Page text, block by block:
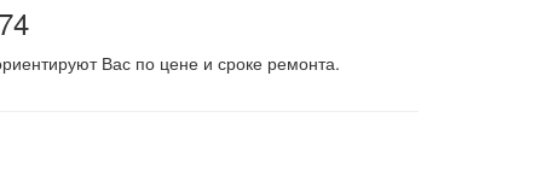
Вас по цене и сроке ремонта.